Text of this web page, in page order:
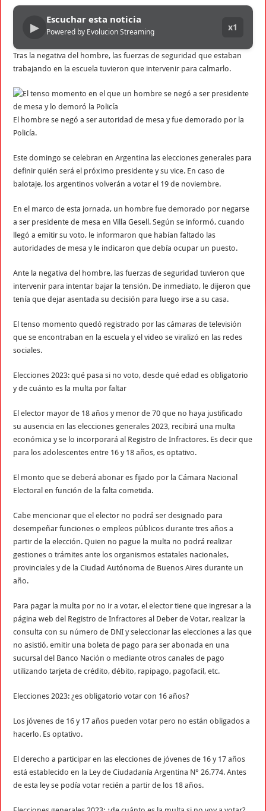
▶
Escuchar esta noticia
Powered by Evolucion Streaming x1
Tras la negativa del hombre, las fuerzas de seguridad que estaban
trabajando en la escuela tuvieron que intervenir para calmarlo.
El hombre se negó a ser autoridad de mesa y fue demorado por la
Policía.
Este domingo se celebran en Argentina las elecciones generales para
definir quién será el próximo presidente y su vice. En caso de
balotaje, los argentinos volverán a votar el 19 de noviembre.
En el marco de esta jornada, un hombre fue demorado por negarse
a ser presidente de mesa en Villa Gesell. Según se informó, cuando
llegó a emitir su voto, le informaron que habían faltado las
autoridades de mesa y le indicaron que debía ocupar un puesto.
Ante la negativa del hombre, las fuerzas de seguridad tuvieron que
intervenir para intentar bajar la tensión. De inmediato, le dijeron que
tenía que dejar asentada su decisión para luego irse a su casa.
El tenso momento quedó registrado por las cámaras de televisión
que se encontraban en la escuela y el video se viralizó en las redes
sociales.
Elecciones 2023: qué pasa si no voto, desde qué edad es obligatorio
y de cuánto es la multa por faltar
El elector mayor de 18 años y menor de 70 que no haya justificado
su ausencia en las elecciones generales 2023, recibirá una multa
económica y se lo incorporará al Registro de Infractores. Es decir que
para los adolescentes entre 16 y 18 años, es optativo.
El monto que se deberá abonar es fijado por la Cámara Nacional
Electoral en función de la falta cometida.
Cabe mencionar que el elector no podrá ser designado para
desempeñar funciones o empleos públicos durante tres años a
partir de la elección. Quien no pague la multa no podrá realizar
gestiones o trámites ante los organismos estatales nacionales,
provinciales y de la Ciudad Autónoma de Buenos Aires durante un
año.
Para pagar la multa por no ir a votar, el elector tiene que ingresar a la
página web del Registro de Infractores al Deber de Votar, realizar la
consulta con su número de DNI y seleccionar las elecciones a las que
no asistió, emitir una boleta de pago para ser abonada en una
sucursal del Banco Nación o mediante otros canales de pago
utilizando tarjeta de crédito, débito, rapipago, pagofacil, etc.
Elecciones 2023: ¿es obligatorio votar con 16 años?
Los jóvenes de 16 y 17 años pueden votar pero no están obligados a
hacerlo. Es optativo.
El derecho a participar en las elecciones de jóvenes de 16 y 17 años
está establecido en la Ley de Ciudadanía Argentina N° 26.774. Antes
de esta ley se podía votar recién a partir de los 18 años.